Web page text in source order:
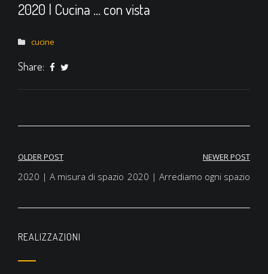
2020 | Cucina … con vista
cucine
Share:
Navigazione
OLDER POST
2020 | A misura di spazio
NEWER POST
2020 | Arrediamo ogni spazio
REALIZZAZIONI